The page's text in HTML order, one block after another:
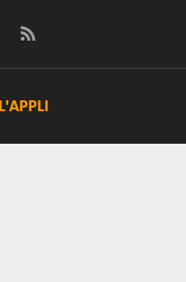
L'APPLI